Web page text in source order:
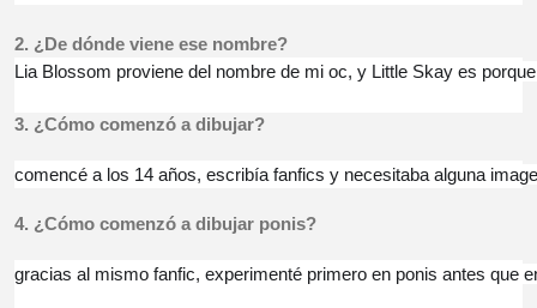
2. ¿De dónde viene ese nombre?
Lia Blossom proviene del nombre de mi oc, y Little Skay es
3. ¿Cómo comenzó a dibujar?
comencé a los 14 años, escribía fanfics y necesitaba alguna
4. ¿Cómo comenzó a dibujar ponis?
gracias al mismo fanfic, experimenté primero en ponis antes que